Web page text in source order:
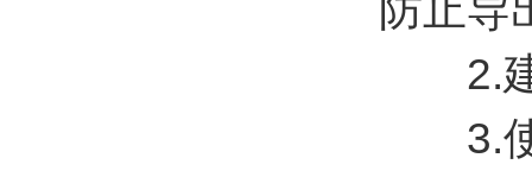
防止导
2.建
3.使